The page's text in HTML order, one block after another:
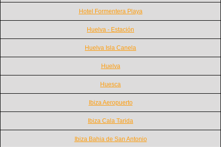
Hotel Formentera Playa
Huelva - Estación
Huelva Isla Canela
Huelva
Huesca
Ibiza Aeropuerto
Ibiza Cala Tarida
Ibiza Bahia de San Antonio